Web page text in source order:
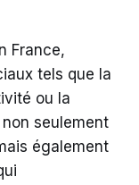
France,
tels que la
ou la
seulement
également